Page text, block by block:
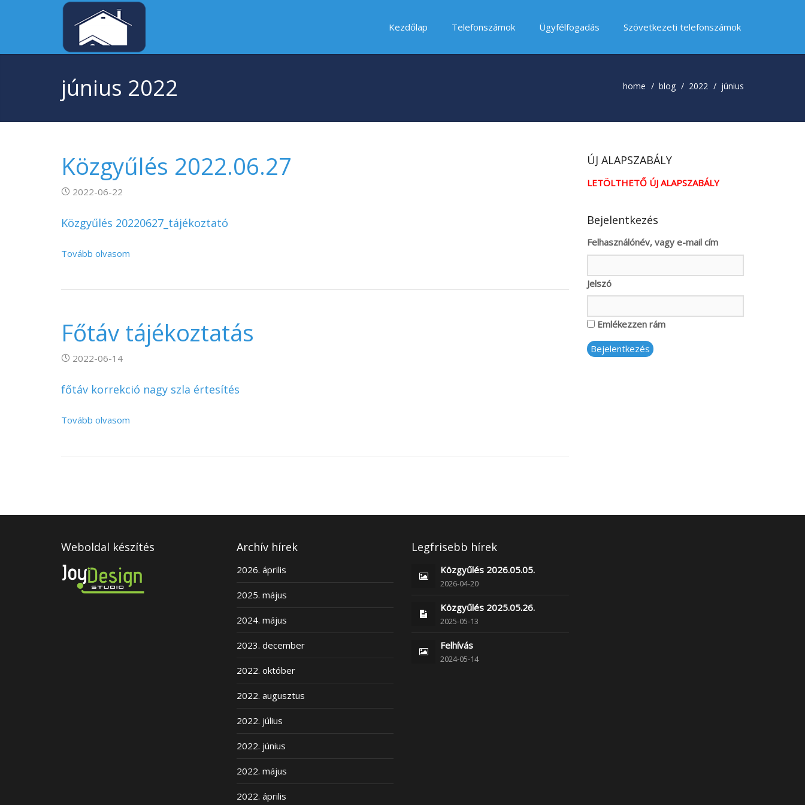
Kezdőlap Telefonszámok Ügyfélfogadás Szövetkezeti telefonszámok
június 2022 home blog 2022 június
Közgyűlés 2022.06.27
2022-06-22
Közgyűlés 20220627_tájékoztató
Tovább olvasom
Főtáv tájékoztatás
2022-06-14
főtáv korrekció nagy szla értesítés
Tovább olvasom
ÚJ ALAPSZABÁLY
LETÖLTHETŐ ÚJ ALAPSZABÁLY
Bejelentkezés
Felhasználónév, vagy e-mail cím
Jelszó
Emlékezzen rám
Bejelentkezés
Weboldal készítés Archív hírek
2026. április
2025. május
2024. május
2023. december
2022. október
2022. augusztus
2022. július
2022. június
2022. május
2022. április
Legfrisebb hírek
Közgyűlés 2026.05.05.
2026-04-20
Közgyűlés 2025.05.26.
2025-05-13
Felhívás
2024-05-14